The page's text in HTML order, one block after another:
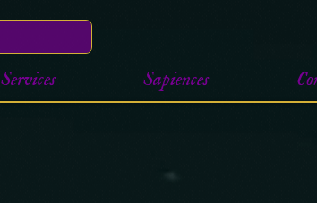
Services Sapiences